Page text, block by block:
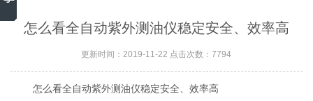
怎么看全自动紫外测油仪稳定安全、效率高
更新时间：2019-11-22 点击次数：7794
怎么看全自动紫外测油仪稳定安全、效率高